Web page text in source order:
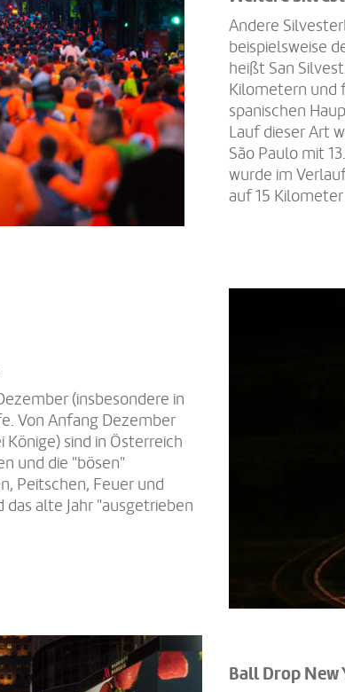
Andere
beispielsweise
heißt San
Kilometern und
spanischen
Lauf dieser Art
São Paulo mit
wurde im
auf 15
(insbesondere in
Von Anfang Dezember
Könige) sind in Österreich
und die "bösen"
Peitschen, Feuer und
alte Jahr "ausgetrieben
Ball Drop